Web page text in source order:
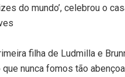
do mundo’, celebrou o
filha de Ludmilla e
nunca fomos tão